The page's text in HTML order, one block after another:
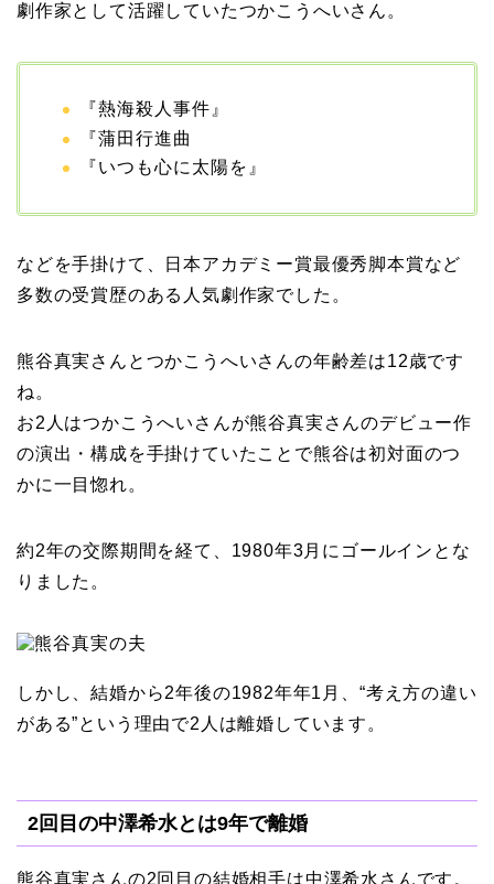
劇作家として活躍していたつかこうへいさん。
『熱海殺人事件』
『蒲田行進曲
『いつも心に太陽を』
などを手掛けて、日本アカデミー賞最優秀脚本賞など
多数の受賞歴のある人気劇作家でした。
熊谷真実さんとつかこうへいさんの年齢差は12歳です
ね。
お2人はつかこうへいさんが熊谷真実さんのデビュー作
の演出・構成を手掛けていたことで熊谷は初対面のつ
かに一目惚れ。
約2年の交際期間を経て、1980年3月にゴールインとな
りました。
しかし、結婚から2年後の1982年年1月 、 “考え方の違い
がある”という 理由で2 人は離婚しています。
2回目の中澤希水とは9年で離婚
熊谷真実さんの2回目の結婚相手は中澤希水さんです。